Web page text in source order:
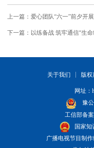
上一篇：爱心团队“六一”前夕开
关于我们 版权
网址：
豫
工信部备
国家知
广播电视节目制